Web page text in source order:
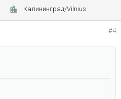
Калининград/Vilnius
#4